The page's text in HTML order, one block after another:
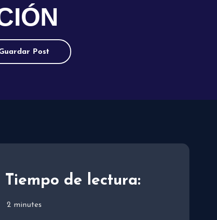
Post
Tiempo de lectura:
2 minutes